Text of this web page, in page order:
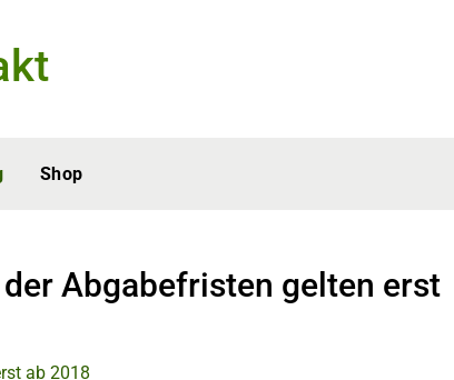
Shop
Abgabefristen gelten erst